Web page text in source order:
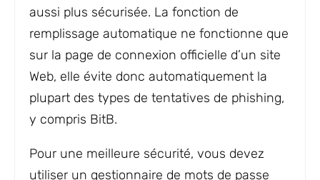
aussi plus sécurisée. La fonction de
remplissage automatique ne fonctionne que
sur la page de connexion officielle d’un site
Web, elle évite donc automatiquement la
plupart des types de tentatives de phishing,
y compris BitB.
Pour une meilleure sécurité, vous devez
utiliser un gestionnaire de mots de passe